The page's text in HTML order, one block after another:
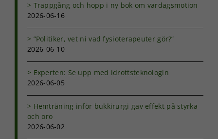
Trappgång och hopp i ny bok om vardagsmotion
2026-06-16
”Politiker, vet ni vad fysioterapeuter gör?”
2026-06-10
Experten: Se upp med idrottsteknologin
2026-06-05
Hemträning inför bukkirurgi gav effekt på styrka
och oro
2026-06-02
uppbyggnad,
hur
hemsidan
används.
Upplevelse
hemsida ska
prestera så